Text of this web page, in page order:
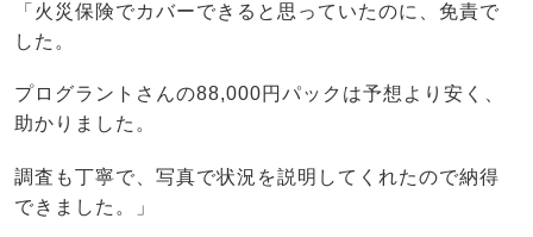
「火災保険でカバーできると思っていたのに、免責で
した。
プログラントさんの88,000円パックは予想より安く、
助かりました。
調査も丁寧で、写真で状況を説明してくれたので納得
できました。」